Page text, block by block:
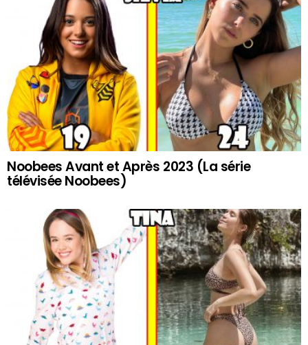
Noobees Avant et Après 2023 (La série
télévisée Noobees)